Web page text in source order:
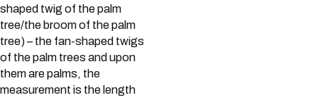
shaped twig of the palm
tree/the broom of the palm
tree) – the fan-shaped twigs
of the palm trees and upon
them are palms, the
measurement is the length